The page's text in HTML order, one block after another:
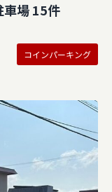
車場 15件
コインパーキング